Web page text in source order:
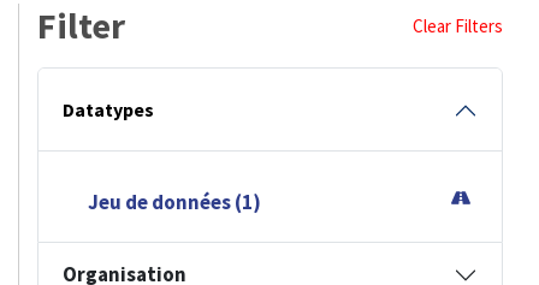
Filter Clear Filters
Datatypes
Jeu de données (1)
Organisation